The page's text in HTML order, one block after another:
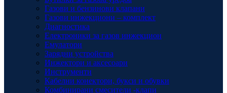
Газови и бензинови клапани
Газови инжекциони – комплект
Диагностика
Електроники за газов инжекцион
Емулатори
Зарядни устройства
Инжектори и аксесоари
Инструменти
Кабелни конектори, букси и обувки
Комбинирани смесители -клапи